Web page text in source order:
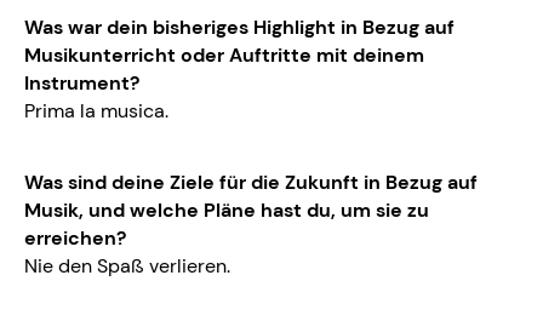
Was war dein bisheriges Highlight in Bezug auf
Musikunterricht oder Auftritte mit deinem
Instrument?
Prima la musica.
Was sind deine Ziele für die Zukunft in Bezug auf
Musik, und welche Pläne hast du, um sie zu
erreichen?
Nie den Spaß verlieren.